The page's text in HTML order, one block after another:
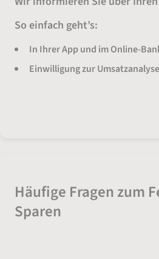
So einfach geht’s:
In Ihrer App und im Online-
Einwilligung zur
Häufige Fragen zum
Sparen